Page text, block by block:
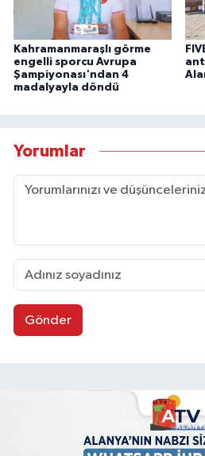
Kahramanmaraşlı görme
engelli sporcu Avrupa
Şampiyonası'ndan 4
madalyayla döndü
Yorumlar
Gönder